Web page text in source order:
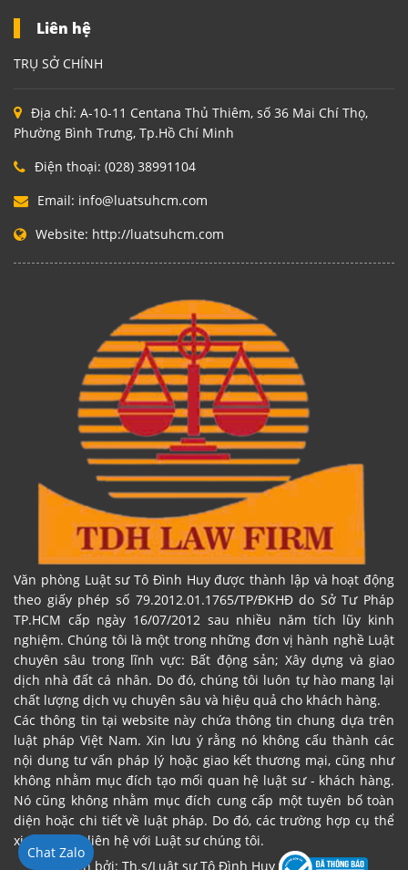
Liên hệ
TRỤ SỞ CHÍNH
Địa chỉ: A-10-11 Centana Thủ Thiêm, số 36 Mai Chí Thọ,
Phường Bình Trưng, Tp.Hồ Chí Minh
Điện thoại: (028) 38991104
Email: info@luatsuhcm.com
Website: http://luatsuhcm.com
Văn phòng Luật sư Tô Đình Huy được thành lập và hoạt động
theo giấy phép số 79.2012.01.1765/TP/ĐKHĐ do Sở Tư Pháp
TP.HCM cấp ngày 16/07/2012 sau nhiều năm tích lũy kinh
nghiệm. Chúng tôi là một trong những đơn vị hành nghề Luật
chuyên sâu trong lĩnh vực: Bất động sản; Xây dựng và giao
dịch nhà đất cá nhân. Do đó, chúng tôi luôn tự hào mang lại
chất lượng dịch vụ chuyên sâu và hiệu quả cho khách hàng.
Các thông tin tại website này chứa thông tin chung dựa trên
luật pháp Việt Nam. Xin lưu ý rằng nó không cấu thành các
nội dung tư vấn pháp lý hoặc giao kết thương mại, cũng như
không nhằm mục đích tạo mối quan hệ luật sư - khách hàng.
Nó cũng không nhằm mục đích cung cấp một tuyên bố toàn
diện hoặc chi tiết về luật pháp. Do đó, các trường hợp cụ thể
xin vui lòng liên hệ với Luật sư chúng tôi.
Đại diện bởi: Th.s/Luật sư Tô Đình Huy
Chat Zalo